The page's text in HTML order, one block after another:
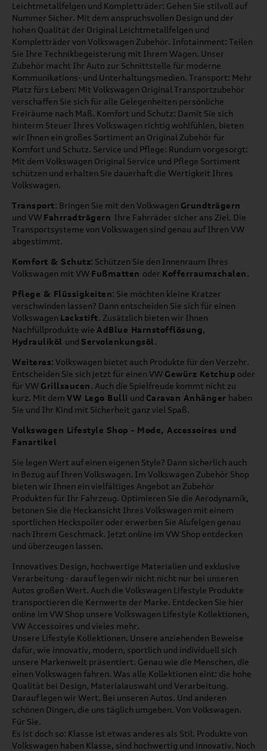
Leichtmetallfelgen und Kompletträder: Gehen Sie stilvoll auf
Nummer Sicher. Mit dem anspruchsvollen Design und der
hohen Qualität der Original Leichtmetallfelgen und
Kompletträder von Volkswagen Zubehör. Infotainment: Teilen
Sie Ihre Technikbegeisterung mit Ihrem Wagen. Unser
Zubehör macht Ihr Auto zur Schnittstelle für moderne
Kommunikations- und Unterhaltungsmedien. Transport: Mehr
Platz fürs Leben: Mit Volkswagen Original Transportzubehör
verschaffen Sie sich für alle Gelegenheiten persönliche
Freiräume nach Maß. Komfort und Schutz: Damit Sie sich
hinterm Steuer Ihres Volkswagen richtig wohlfühlen, bieten
wir Ihnen ein großes Sortiment an Original Zubehör für
Komfort und Schutz. Service und Pflege: Rundum vorgesorgt:
Mit dem Volkswagen Original Service und Pflege Sortiment
schützen und erhalten Sie dauerhaft die Wertigkeit Ihres
Volkswagen.
Transport: Bringen Sie mit den Volkwagen Grundträgern
und VW Fahrradträgern Ihre Fahrräder sicher ans Ziel. Die
Transportsysteme von Volkswagen sind genau auf Ihren VW
abgestimmt.
Komfort & Schutz: Schützen Sie den Innenraum Ihres
Volkswagen mit VW Fußmatten oder Kofferraumschalen.
Pflege & Flüssigkeiten: Sie möchten kleine Kratzer
verschwinden lassen? Dann entscheiden Sie sich für einen
Volkswagen Lackstift. Zusätzlich bieten wir Ihnen
Nachfüllprodukte wie AdBlue Harnstofflösung,
Hydrauliköl und Servolenkungsöl.
Weiteres: Volkswagen bietet auch Produkte für den Verzehr.
Entscheiden Sie sich jetzt für einen VW Gewürz Ketchup oder
für VW Grillsaucen. Auch die Spielfreude kommt nicht zu
kurz. Mit dem VW Lego Bulli und Caravan Anhänger haben
Sie und Ihr Kind mit Sicherheit ganz viel Spaß.
Volkswagen Lifestyle Shop - Mode, Accessoires und
Fanartikel
Sie legen Wert auf einen eigenen Style? Dann sicherlich auch
in Bezug auf Ihren Volkswagen. Im Volkswagen Zubehör Shop
bieten wir Ihnen ein vielfältiges Angebot an Zubehör
Produkten für Ihr Fahrzeug. Optimieren Sie die Aerodynamik,
betonen Sie die Heckansicht Ihres Volkswagen mit einem
sportlichen Heckspoiler oder erwerben Sie Alufelgen genau
nach Ihrem Geschmack. Jetzt online im VW Shop entdecken
und überzeugen lassen.
Innovatives Design, hochwertige Materialien und exklusive
Verarbeitung - darauf legen wir nicht nicht nur bei unseren
Autos großen Wert. Auch die Volkswagen Lifestyle Produkte
transportieren die Kernwerte der Marke. Entdecken Sie hier
online im VW Shop unsere Volkswagen Lifestyle Kollektionen,
VW Accessoires und vieles mehr.
Unsere Lifestyle Kollektionen. Unsere anziehenden Beweise
dafür, wie innovativ, modern, sportlich und individuell sich
unsere Markenwelt präsentiert. Genau wie die Menschen, die
einen Volkswagen fahren. Was alle Kollektionen eint: die hohe
Qualität bei Design, Materialauswahl und Verarbeitung.
Darauf legen wir Wert. Bei unseren Autos. Und anderen
schönen Dingen, die uns täglich umgeben. Von Volkswagen.
Für Sie.
Es ist doch so: Klasse ist etwas anderes als Stil. Produkte von
Volkswagen haben Klasse, sind hochwertig und innovativ. Noch